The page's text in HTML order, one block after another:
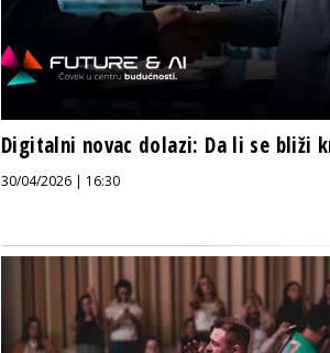
Digitalni novac dolazi: Da li se bliži
30/04/2026 | 16:30